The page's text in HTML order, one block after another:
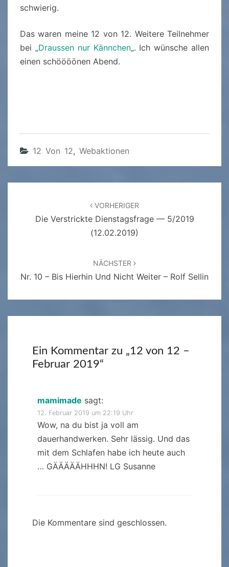
schwierig.
Das waren meine 12 von 12. Weitere Teilnehmer
bei „Draussen nur Kännchen„. Ich wünsche allen
einen schöööönen Abend.
12 Von 12, Webaktionen
VORHERIGER
Die Verstrickte Dienstagsfrage — 5/2019
(12.02.2019)
NÄCHSTER
Nr. 10 – Bis Hierhin Und Nicht Weiter – Rolf Sellin
Ein Kommentar zu „12 von 12 –
Februar 2019“
mamimade sagt:
12. Februar 2019 um 22:19 Uhr
Wow, na du bist ja voll am
dauerhandwerken. Sehr lässig. Und das
mit dem Schlafen habe ich heute auch
… GÄÄÄÄÄHHHN! LG Susanne
Die Kommentare sind geschlossen.